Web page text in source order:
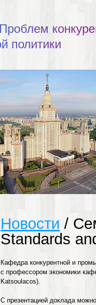
Проблем конкуре
й политики
Новости /
Standards
Кафедра конкурентной и
с профессором экономики
Katsoulacos).
С презентацией доклада